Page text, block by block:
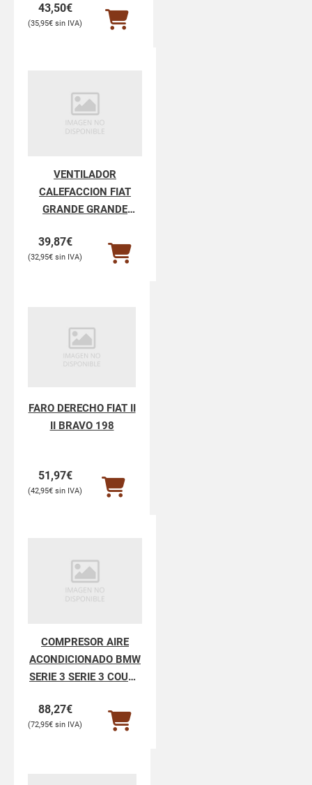
43,50€
35,95€
VENTILADOR
CALEFACCION FIAT
GRANDE GRANDE
39,87€
32,95€
FARO DERECHO FIAT II
II BRAVO 198
51,97€
42,95€
COMPRESOR AIRE
ACONDICIONADO BMW
SERIE 3 SERIE 3 COUPE
88,27€
72,95€